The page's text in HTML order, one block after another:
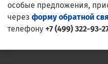
особые предложения,
через форму обратной
телефону +7 (499) 322-93-